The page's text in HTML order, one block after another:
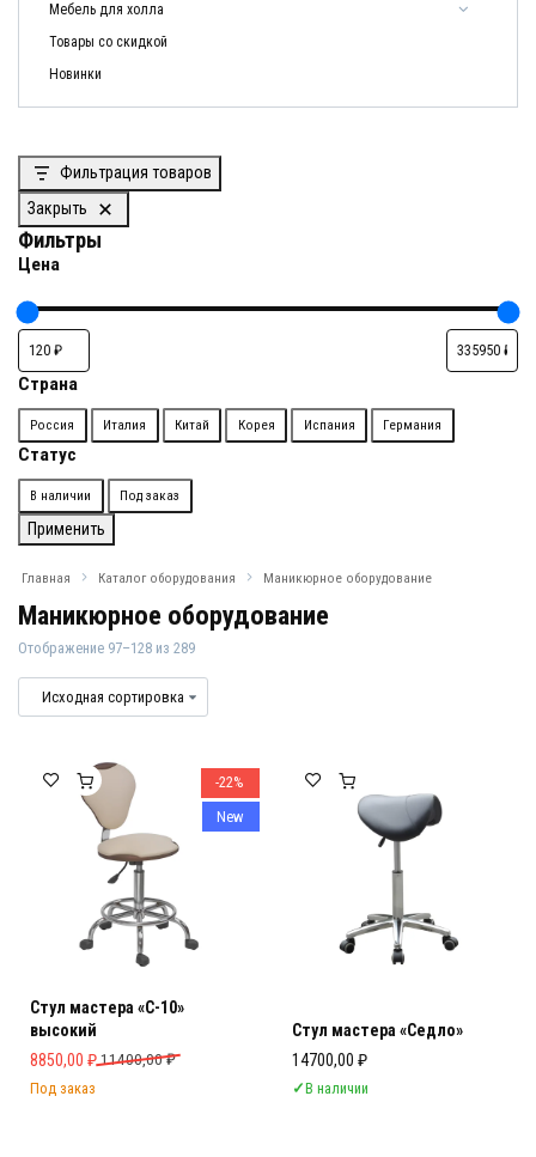
Главная Каталог оборудования Маникюрное оборудование
Маникюрное оборудование
Отображение 97–128 из 289
-22%
New
Стул мастера «С-10»
высокий
11400,00₽
Первоначальная цена составляла 11400,00 ₽.
8850,00 ₽
Текущая цена: 8850,00 ₽.
Под заказ
Стул мастера «Седло»
14700,00 ₽
✓В наличии
Мебель для холла
Товары со скидкой
Новинки
Фильтрация товаров
Закрыть
Фильтры
Цена
Страна
Страна
Россия Италия Китай Корея Испания Германия
Статус
Доступность
В наличии Под заказ
Применить